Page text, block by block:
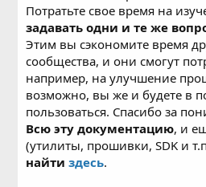
Потратьте свое время на
задавать одни и те же
Этим вы сэкономите время
сообщества, и они смогут
например, на улучшение
возможно, вы же и будете в
пользоваться. Спасибо за
Всю эту документацию, и
(утилиты, прошивки, SDK и
найтиздесь.